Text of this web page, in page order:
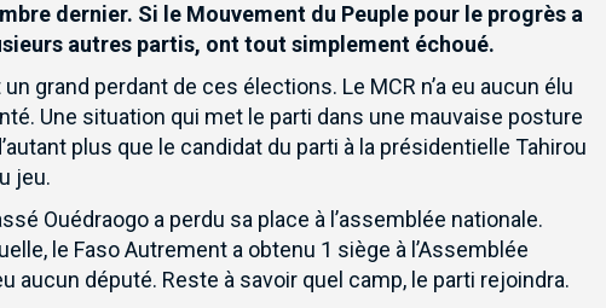
dernier. Si le Mouvement du Peuple pour le progrès a
autres partis, ont tout simplement échoué.
grand perdant de ces élections. Le MCR n’a eu aucun élu
Une situation qui met le parti dans une mauvaise posture
plus que le candidat du parti à la présidentielle Tahirou
jeu.
Ouédraogo a perdu sa place à l’assemblée nationale.
le Faso Autrement a obtenu 1 siège à l’Assemblée
aucun député. Reste à savoir quel camp, le parti rejoindra.